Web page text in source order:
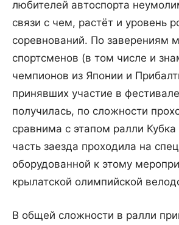
любителей автоспорта
связи с чем, растёт и уровень
соревнований. По заверениям
спортсменов (в том числе и
чемпионов из Японии и
принявших участие в
получилась, по сложности
сравнима с этапом ралли
часть заезда проходила на
оборудованной к этому
крылатской олимпийской
В общей сложности в ралли